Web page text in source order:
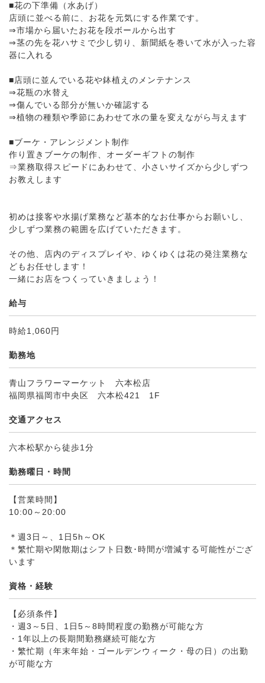
■花の下準備（水あげ）
店頭に並べる前に、お花を元気にする作業です。
⇒市場から届いたお花を段ボールから出す
⇒茎の先を花ハサミで少し切り、新聞紙を巻いて水が入った容
器に入れる
■店頭に並んでいる花や鉢植えのメンテナンス
⇒花瓶の水替え
⇒傷んでいる部分が無いか確認する
⇒植物の種類や季節にあわせて水の量を変えながら与えます
■ブーケ・アレンジメント制作
作り置きブーケの制作、オーダーギフトの制作
⇒業務取得スピードにあわせて、小さいサイズから少しずつ
お教えします
初めは接客や水揚げ業務など基本的なお仕事からお願いし、
少しずつ業務の範囲を広げていただきます。
その他、店内のディスプレイや、ゆくゆくは花の発注業務な
どもお任せします！
一緒にお店をつくっていきましょう！
給与
時給1,060円
勤務地
青山フラワーマーケット 六本松店
福岡県福岡市中央区 六本松421 1F
交通アクセス
六本松駅から徒歩1分
勤務曜日・時間
【営業時間】
10:00～20:00
＊週3日～、1日5h～OK
＊繁忙期や閑散期はシフト日数･時間が増減する可能性がござ
います
資格・経験
【必須条件】
・週3～5日、1日5～8時間程度の勤務が可能な方
・1年以上の長期間勤務継続可能な方
・繁忙期（年末年始・ゴールデンウィーク・母の日）の出勤
が可能な方